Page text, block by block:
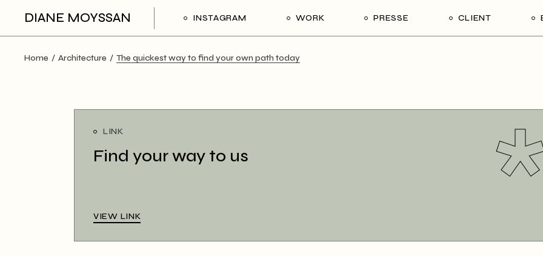
DIANE MOYSSAN INSTAGRAM WORK
Commission
PRESSE CLIENT
Home Architecture The quickest way to find your own path today
LINK
Find your way to us
VIEW LINK